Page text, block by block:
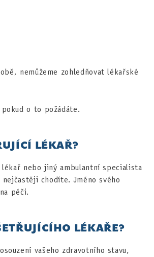
nemůžeme zohledňovat lékařské
o to požádáte.
LÉKAŘ?
nebo jiný ambulantní specialista
chodíte. Jméno svého
péči.
LÉKAŘE?
vašeho zdravotního stavu,